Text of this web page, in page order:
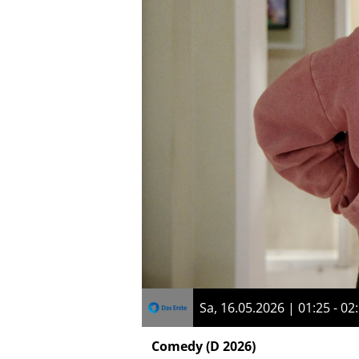
Sa, 16.05.2026 | 01:25 -
Comedy(D 2026)